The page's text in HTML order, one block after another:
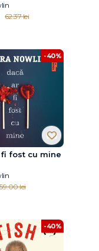
62.37 lei
-40%
fi fost cu mine
59.00 lei
-40%